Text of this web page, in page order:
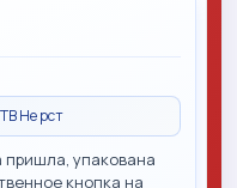
Не рст
пришла, упакована
кнопка на